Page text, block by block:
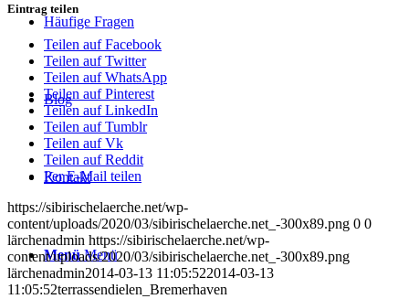
Häufige Fragen
Blog
Kontakt
Menü Menü
Eintrag teilen
Teilen auf Facebook
Teilen auf Twitter
Teilen auf WhatsApp
Teilen auf Pinterest
Teilen auf LinkedIn
Teilen auf Tumblr
Teilen auf Vk
Teilen auf Reddit
Per E-Mail teilen
https://sibirischelaerche.net/wp-
content/uploads/2020/03/sibirischelaerche.net_-300x89.png 0 0
lärchenadmin https://sibirischelaerche.net/wp-
content/uploads/2020/03/sibirischelaerche.net_-300x89.png
lärchenadmin2014-03-13 11:05:522014-03-13
11:05:52terrassendielen_Bremerhaven